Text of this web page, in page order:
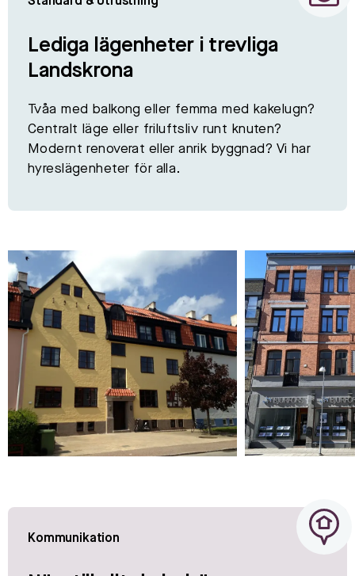
Lediga lägenheter i trevliga
Landskrona
Tvåa med balkong eller femma med kakelugn?
Centralt läge eller friluftsliv runt knuten?
Modernt renoverat eller anrik byggnad? Vi har
hyreslägenheter för alla.
Kommunikation